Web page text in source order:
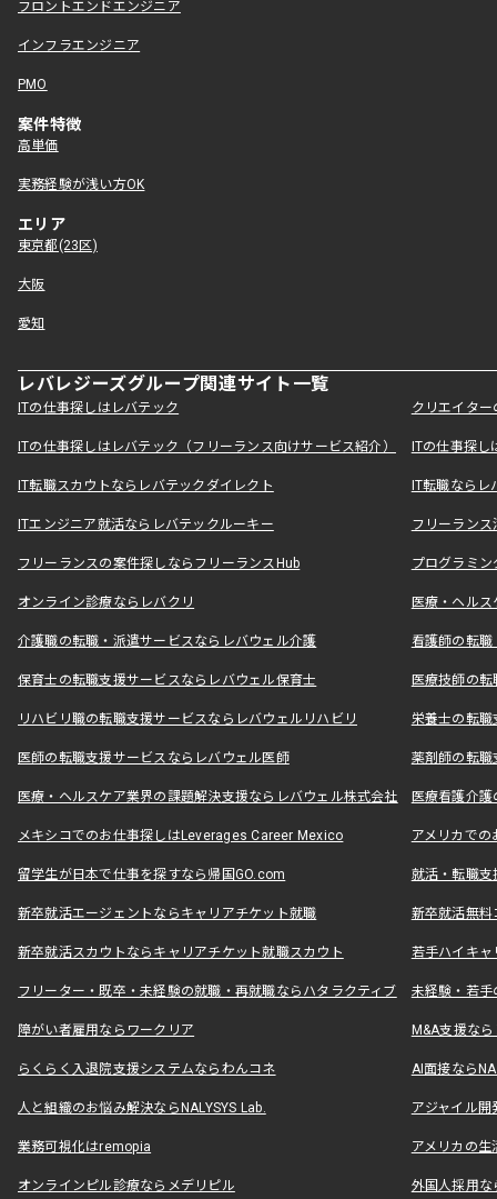
フロントエンドエンジニア
インフラエンジニア
PMO
案件特徴
高単価
実務経験が浅い方OK
エリア
東京都(23区)
大阪
愛知
レバレジーズグループ関連サイト一覧
ITの仕事探しはレバテック クリエイタ
ITの仕事探しはレバテック（フリーランス向けサービス紹介） ITの仕事探
IT転職スカウトならレバテックダイレクト IT転職なら
ITエンジニア就活ならレバテックルーキー フリーラン
フリーランスの案件探しならフリーランスHub プログラミ
オンライン診療ならレバクリ 医療・ヘル
介護職の転職・派遣サービスならレバウェル介護 看護師の転
保育士の転職支援サービスならレバウェル保育士 医療技師の
リハビリ職の転職支援サービスならレバウェルリハビリ 栄養士の転
医師の転職支援サービスならレバウェル医師 薬剤師の転
医療・ヘルスケア業界の課題解決支援ならレバウェル株式会社 医療看護介
メキシコでのお仕事探しはLeverages Career Mexico アメリカで
留学生が日本で仕事を探すなら帰国GO.com 就活・転職
新卒就活エージェントならキャリアチケット就職 新卒就活無料
新卒就活スカウトならキャリアチケット就職スカウト 若手ハイキ
フリーター・既卒・未経験の就職・再就職ならハタラクティブ 未経験・若手
障がい者雇用ならワークリア M&A支援な
らくらく入退院支援システムならわんコネ AI面接なら
人と組織のお悩み解決ならNALYSYS Lab. アジャイル
業務可視化はremopia アメリカの
オンラインピル診療ならメデリピル 外国人採用